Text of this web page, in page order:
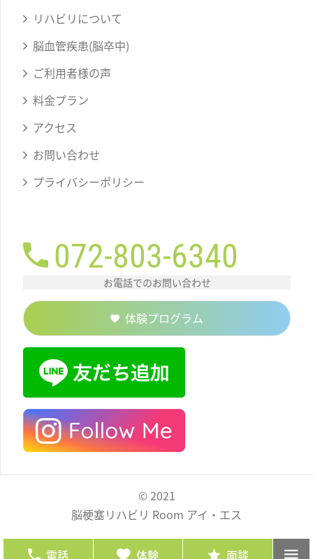
リハビリについて
脳血管疾患(脳卒中)
ご利用者様の声
料金プラン
アクセス
お問い合わせ
プライバシーポリシー
072-803-6340
お電話でのお問い合わせ
体験プログラム
© 2021
脳梗塞リハビリ Room アイ・エス
電話 体験 面談